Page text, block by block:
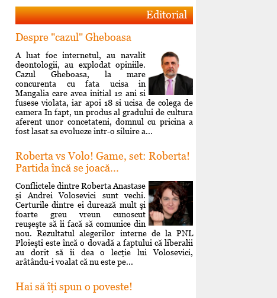
Editorial
Despre "cazul" Gheboasa
A luat foc internetul, au navalit
deontologii, au explodat opiniile.
Cazul Gheboasa, la mare
concurenta cu fata ucisa in
Mangalia care avea initial 12 ani si
fusese violata, iar apoi 18 si ucisa de colega de
camera In fapt, un produs al gradului de cultura
aferent unor concetateni, domnul cu pricina a
fost lasat sa evolueze intr-o siluire a...
Roberta vs Volo! Game, set: Roberta!
Partida încă se joacă...
Conflictele dintre Roberta Anastase
şi Andrei Volosevici sunt vechi.
Certurile dintre ei durează mult şi
foarte greu vreun cunoscut
reuşeşte să îi facă să comunice din
nou. Rezultatul alegerilor interne de la PNL
Ploieşti este încă o dovadă a faptului că liberalii
au dorit să îi dea o lecţie lui Volosevici,
arâtându-i voalat că nu este pe...
Hai să îţi spun o poveste!